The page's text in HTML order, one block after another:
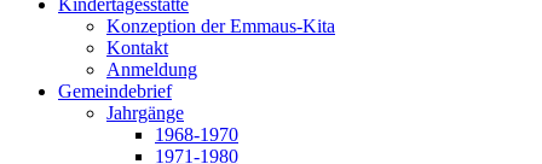
Konzeption der Emmaus-Kita
Kontakt
Anmeldung
Gemeindebrief
Jahrgänge
1968-1970
1971-1980